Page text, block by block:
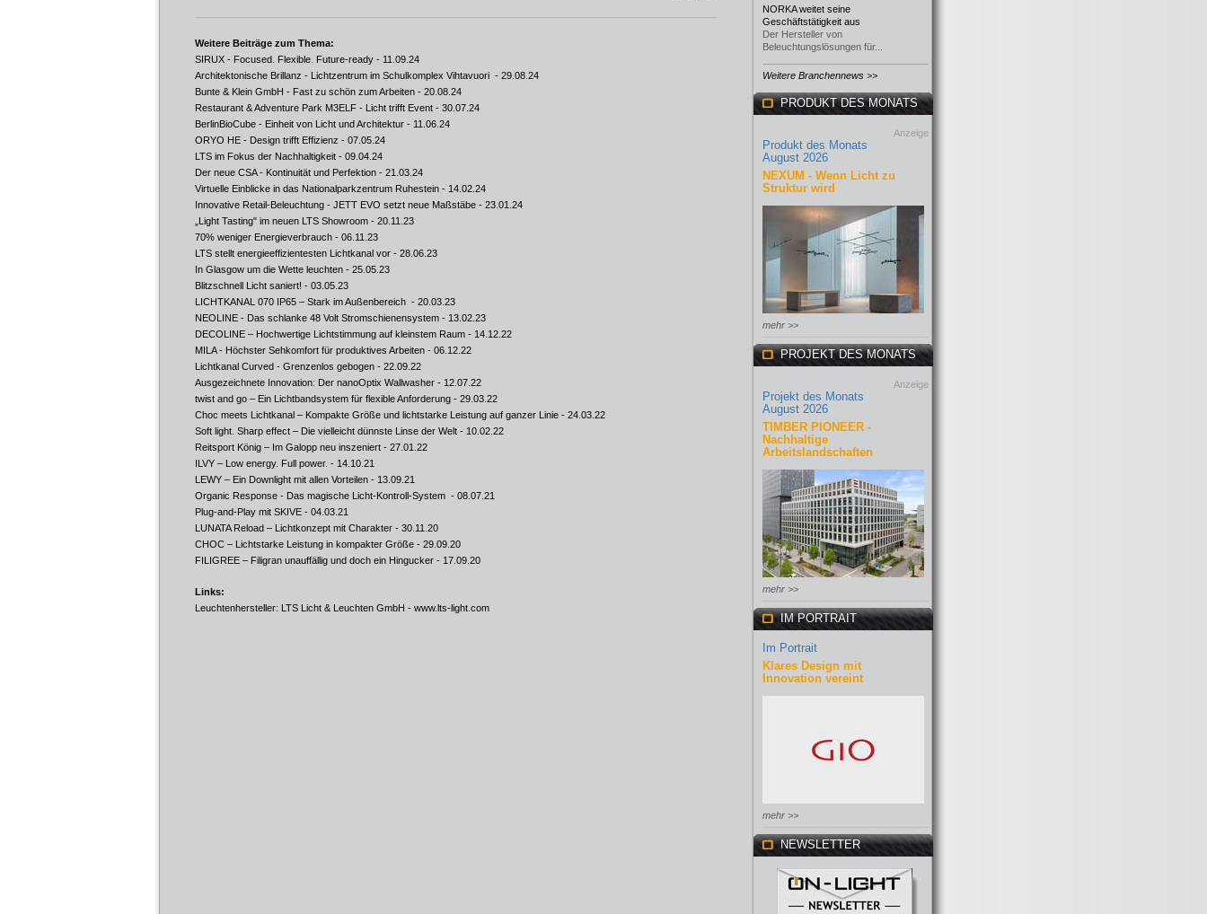
Weitere Beiträge zum Thema:
SIRUX - Focused. Flexible. Future-ready - 11.09.24
Architektonische Brillanz - Lichtzentrum im Schulkomplex Vihtavuori - 29.08.24
Bunte & Klein GmbH - Fast zu schön zum Arbeiten - 20.08.24
Restaurant & Adventure Park M3ELF - Licht trifft Event - 30.07.24
BerlinBioCube - Einheit von Licht und Architektur - 11.06.24
ORYO HE - Design trifft Effizienz - 07.05.24
LTS im Fokus der Nachhaltigkeit - 09.04.24
Der neue CSA - Kontinuität und Perfektion - 21.03.24
Virtuelle Einblicke in das Nationalparkzentrum Ruhestein - 14.02.24
Innovative Retail-Beleuchtung - JETT EVO setzt neue Maßstäbe - 23.01.24
„Light Tasting" im neuen LTS Showroom - 20.11.23
70% weniger Energieverbrauch - 06.11.23
LTS stellt energieeffizientesten Lichtkanal vor - 28.06.23
In Glasgow um die Wette leuchten - 25.05.23
Blitzschnell Licht saniert! - 03.05.23
LICHTKANAL 070 IP65 – Stark im Außenbereich - 20.03.23
NEOLINE - Das schlanke 48 Volt Stromschienensystem - 13.02.23
DECOLINE – Hochwertige Lichtstimmung auf kleinstem Raum - 14.12.22
MILA - Höchster Sehkomfort für produktives Arbeiten - 06.12.22
Lichtkanal Curved - Grenzenlos gebogen - 22.09.22
Ausgezeichnete Innovation: Der nanoOptix Wallwasher - 12.07.22
twist and go – Ein Lichtbandsystem für flexible Anforderung - 29.03.22
Choc meets Lichtkanal – Kompakte Größe und lichtstarke Leistung auf ganzer Linie - 24.03.22
Soft light. Sharp effect – Die vielleicht dünnste Linse der Welt - 10.02.22
Reitsport König – Im Galopp neu inszeniert - 27.01.22
ILVY – Low energy. Full power. - 14.10.21
LEWY – Ein Downlight mit allen Vorteilen - 13.09.21
Organic Response - Das magische Licht-Kontroll-System - 08.07.21
Plug-and-Play mit SKIVE - 04.03.21
LUNATA Reload – Lichtkonzept mit Charakter - 30.11.20
CHOC – Lichtstarke Leistung in kompakter Größe - 29.09.20
FILIGREE – Filigran unauffällig und doch ein Hingucker - 17.09.20
Links:
Leuchtenhersteller: LTS Licht & Leuchten GmbH - www.lts-light.com
NORKA weitet seine
Geschäftstätigkeit aus
Der Hersteller von
Beleuchtungslösungen für...
Weitere Branchennews >>
PRODUKT DES MONATS
Anzeige
Produkt des Monats
August 2026
NEXUM - Wenn Licht zu
Struktur wird
mehr >>
PROJEKT DES MONATS
Anzeige
Projekt des Monats
August 2026
TIMBER PIONEER -
Nachhaltige
Arbeitslandschaften
mehr >>
IM PORTRAIT
Im Portrait
Klares Design mit
Innovation vereint
mehr >>
NEWSLETTER